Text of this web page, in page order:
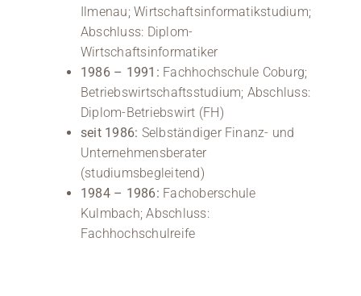
Ilmenau; Wirtschaftsinformatikstudium;
Abschluss: Diplom-
Wirtschaftsinformatiker
1986 – 1991: Fachhochschule Coburg;
Betriebswirtschaftsstudium; Abschluss:
Diplom-Betriebswirt (FH)
seit 1986: Selbständiger Finanz- und
Unternehmensberater
(studiumsbegleitend)
1984 – 1986: Fachoberschule
Kulmbach; Abschluss:
Fachhochschulreife